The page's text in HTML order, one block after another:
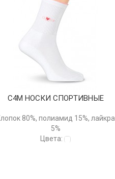
С4М НОСКИ СПОРТИВНЫЕ
80%, полиамид 15%, лайкра
5%
Цвета: